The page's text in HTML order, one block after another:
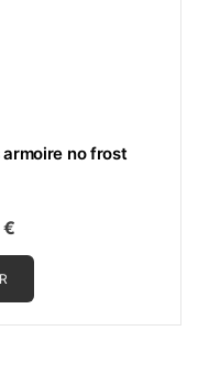
armoire no frost
€
prix
est :